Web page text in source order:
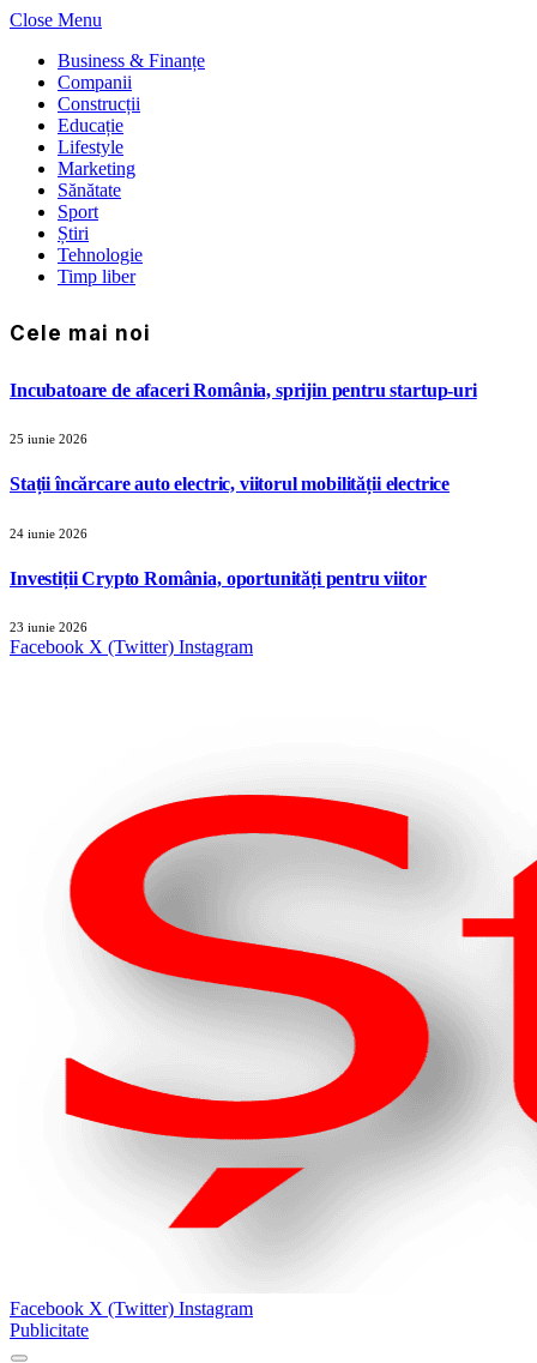
Close Menu
Business & Finanțe
Companii
Construcții
Educație
Lifestyle
Marketing
Sănătate
Sport
Știri
Tehnologie
Timp liber
Cele mai noi
Incubatoare de afaceri România, sprijin pentru startup-uri
25 iunie 2026
Stații încărcare auto electric, viitorul mobilității electrice
24 iunie 2026
Investiții Crypto România, oportunități pentru viitor
23 iunie 2026
Facebook X (Twitter) Instagram
Facebook X (Twitter) Instagram
Publicitate